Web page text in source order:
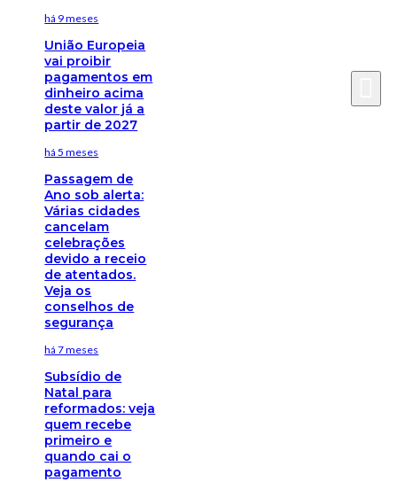
há 9 meses
União Europeia
vai proibir
pagamentos em
dinheiro acima
deste valor já a
partir de 2027
há 5 meses
Passagem de
Ano sob alerta:
Várias cidades
cancelam
celebrações
devido a receio
de atentados.
Veja os
conselhos de
segurança
há 7 meses
Subsídio de
Natal para
reformados: veja
quem recebe
primeiro e
quando cai o
pagamento